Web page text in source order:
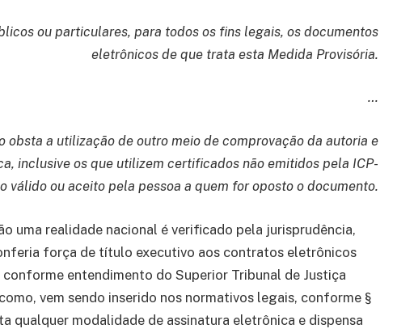
ou particulares, para todos os fins legais, os documentos
eletrônicos de que trata esta Medida Provisória.
…
obsta a utilização de outro meio de comprovação da autoria e
inclusive os que utilizem certificados não emitidos pela ICP-
ou aceito pela pessoa a quem for oposto o documento.
uma realidade nacional é verificado pela jurisprudência,
força de título executivo aos contratos eletrônicos
entendimento do Superior Tribunal de Justiça
vem sendo inserido nos normativos legais, conforme §
qualquer modalidade de assinatura eletrônica e dispensa